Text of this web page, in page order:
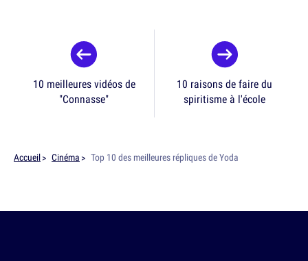
10 meilleures vidéos de
"Connasse"
10 raisons de faire du
spiritisme à l'école
Accueil Cinéma Top 10 des meilleures répliques de Yoda